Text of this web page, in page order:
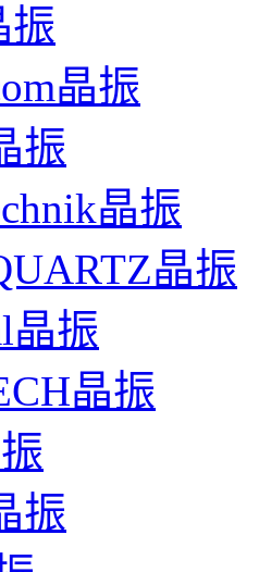
振
晶振
振
晶振
晶振
晶振
晶振
振